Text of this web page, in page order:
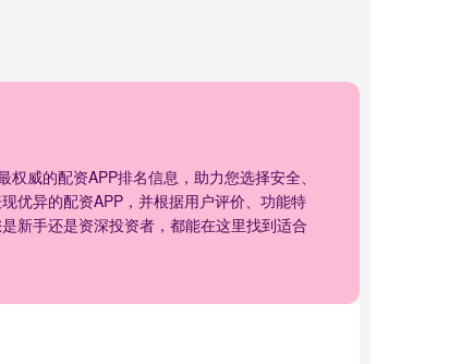
威的配资APP排名信息，助力您选择安全、
优异的配资APP，并根据用户评价、功能特
新手还是资深投资者，都能在这里找到适合